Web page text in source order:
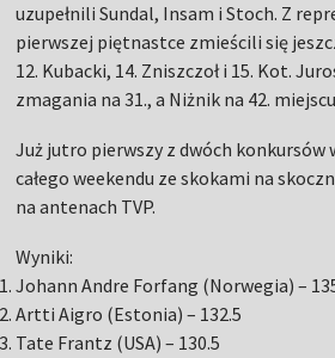
uzupełnili Sundal, Insam i Stoch. Z
pierwszej piętnastce zmieścili się
12. Kubacki, 14. Zniszczoł i 15. Kot.
zmagania na 31., a Niżnik na 42.
Już jutro pierwszy z dwóch konkursów
całego weekendu ze skokami na
na antenach TVP.
Wyniki:
Johann Andre Forfang (Norwegia) –
Artti Aigro (Estonia) – 132.5
Tate Frantz (USA) – 130.5